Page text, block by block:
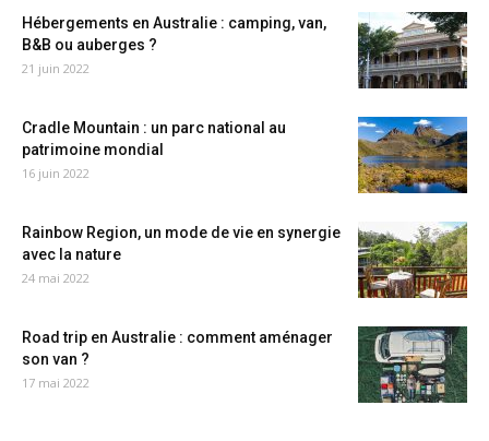
Hébergements en Australie : camping, van,
B&B ou auberges ?
21 juin 2022
Cradle Mountain : un parc national au
patrimoine mondial
16 juin 2022
Rainbow Region, un mode de vie en synergie
avec la nature
24 mai 2022
Road trip en Australie : comment aménager
son van ?
17 mai 2022